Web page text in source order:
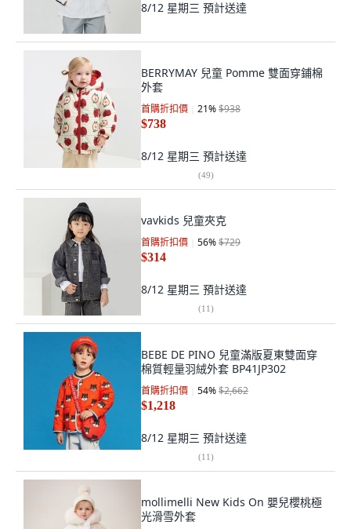
8/12 星期三 預計送達
BERRYMAY 兒童 Pomme 雙面穿鋪棉
外套
首購折扣價 21%$938
$738
8/12 星期三 預計送達
(49)
vavkids 兒童夾克
首購折扣價 56%$729
$314
8/12 星期三 預計送達
(11)
BEBE DE PINO 兒童滿版夏東雙面穿
棉質輕量羽絨外套 BP41JP302
首購折扣價 54%$2,662
$1,218
8/12 星期三 預計送達
(11)
mollimelli New Kids On 嬰兒櫻桃極
光滑雪外套